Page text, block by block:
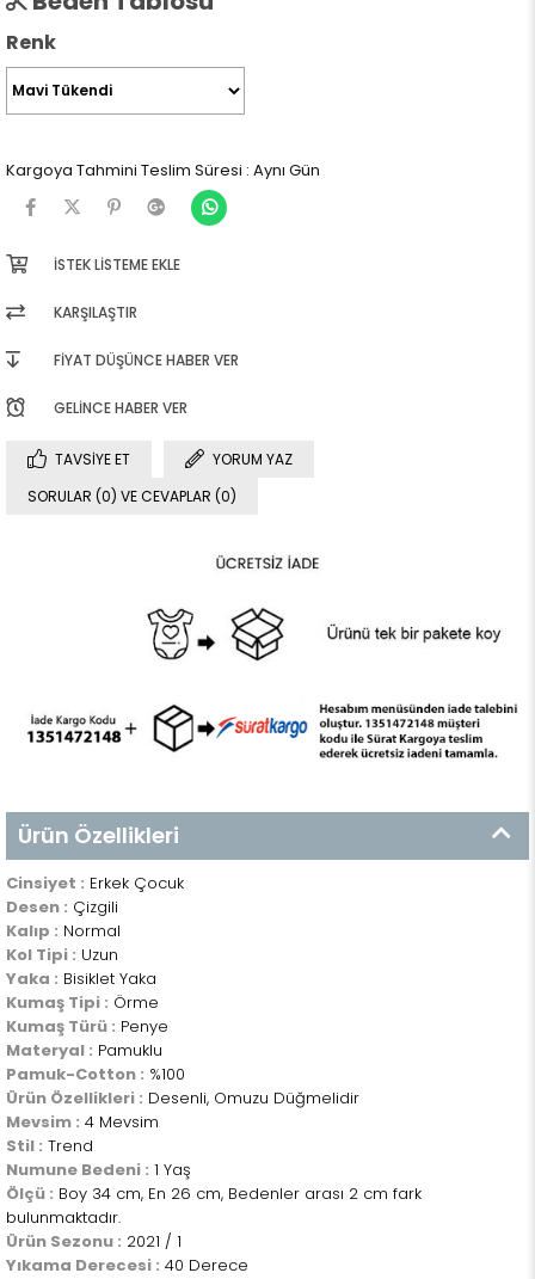
Renk
Kargoya Tahmini Teslim Süresi : Aynı Gün
İSTEK LISTEME EKLE
KARŞILAŞTIR
FIYAT DÜŞÜNCE HABER VER
GELINCE HABER VER
TAVSIYE ET
YORUM YAZ
SORULAR (0) VE CEVAPLAR (0)
Ürün Özellikleri
Cinsiyet : Erkek Çocuk
Desen : Çizgili
Kalıp : Normal
Kol Tipi : Uzun
Yaka : Bisiklet Yaka
Kumaş Tipi : Örme
Kumaş Türü : Penye
Materyal : Pamuklu
Pamuk-Cotton : %100
Ürün Özellikleri : Desenli, Omuzu Düğmelidir
Mevsim : 4 Mevsim
Stil : Trend
Numune Bedeni : 1 Yaş
Ölçü : Boy 34 cm, En 26 cm, Bedenler arası 2 cm fark
bulunmaktadır.
Ürün Sezonu : 2021 / 1
Yıkama Derecesi : 40 Derece